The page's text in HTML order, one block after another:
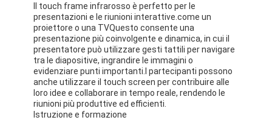
Il touch frame infrarosso è perfetto per le
presentazioni e le riunioni interattive.come un
proiettore o una TVQuesto consente una
presentazione più coinvolgente e dinamica, in cui il
presentatore può utilizzare gesti tattili per navigare
tra le diapositive, ingrandire le immagini o
evidenziare punti importanti.I partecipanti possono
anche utilizzare il touch screen per contribuire alle
loro idee e collaborare in tempo reale, rendendo le
riunioni più produttive ed efficienti.
Istruzione e formazione